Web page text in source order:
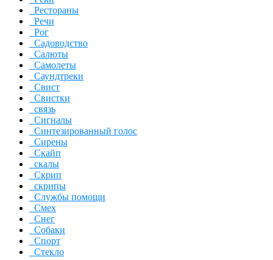
Рестораны
Речи
Рог
Садоводство
Салюты
Самолеты
Саундтреки
Свист
Свистки
связь
Сигналы
Синтезированный голос
Сирены
Скайп
скалы
Скрип
скрипы
Службы помощи
Смех
Снег
Собаки
Спорт
Стекло